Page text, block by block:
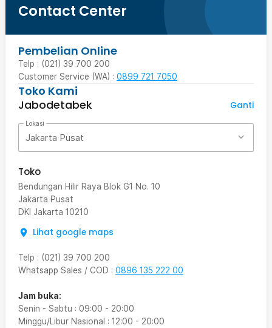
Contact Center
Pembelian Online
Telp : (021) 39 700 200
Customer Service (WA) : 0899 721 7050
Toko Kami
Jabodetabek
Ganti
Lokasi
Jakarta Pusat
Toko
Bendungan Hilir Raya Blok G1 No. 10
Jakarta Pusat
DKI Jakarta 10210
Lihat google maps
Telp : (021) 39 700 200
Whatsapp Sales / COD : 0896 135 222 00
Jam buka:
Senin - Sabtu : 09:00 - 20:00
Minggu/Libur Nasional : 12:00 - 20:00